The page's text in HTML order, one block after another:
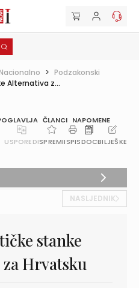
> Podzakonski
Alternativa z...
ČLANCI NAPOMENE
USPOREDISPREMIISPISDOCBILJEŠKE
NASLJEDNIK
stanke
Hrvatsku